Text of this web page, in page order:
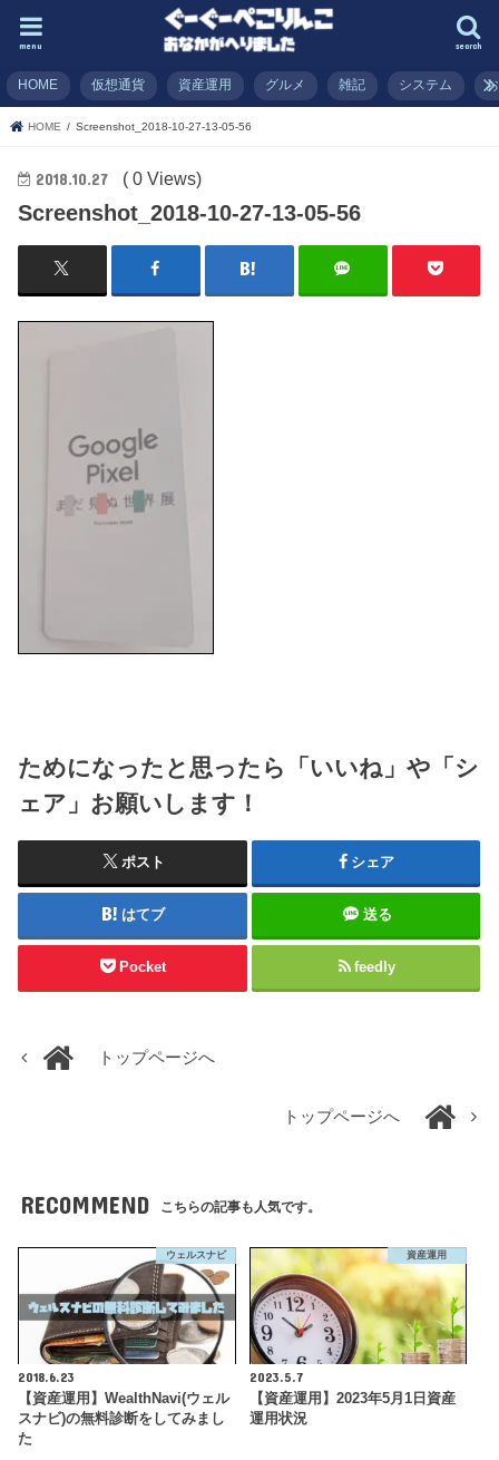
search
menu
HOME 仮想通貨 資産運用 グルメ 雑記 システム
HOME Screenshot_2018-10-27-13-05-56
2018.10.27 ( 0 Views)
Screenshot_2018-10-27-13-05-56
ためになったと思ったら「いいね」や「シ
ェア」お願いします！
ポスト シェア
はてブ 送る
Pocket feedly
トップページへ
トップページへ
RECOMMEND こちらの記事も人気です。
ウェルスナビ
2018.6.23
【資産運用】WealthNavi(ウェル
スナビ)の無料診断をしてみまし
た
資産運用
2023.5.7
【資産運用】2023年5月1日資産
運用状況